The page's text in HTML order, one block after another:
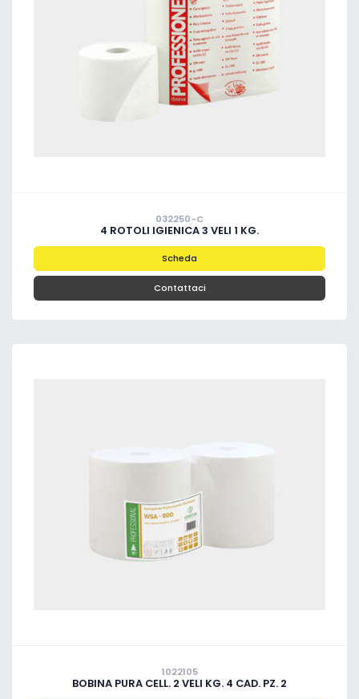
032250-C
4 ROTOLI IGIENICA 3 VELI 1 KG.
Scheda
Contattaci
1022105
BOBINA PURA CELL. 2 VELI KG. 4 CAD. PZ. 2